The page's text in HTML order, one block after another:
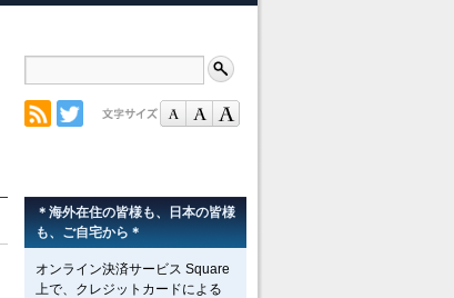
＊海外在住の皆様も、日本の皆様
も、ご自宅から＊
オンライン決済サービス Square
上で、クレジットカードによる